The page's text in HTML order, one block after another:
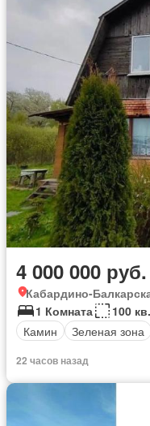
4 000 000 руб.
Кабардино-
1 Комната
100
Камин
Зеленая зона
22 часов назад